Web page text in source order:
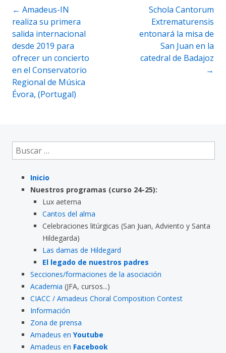
Navegación
de
entradas
← Amadeus-IN
realiza su primera
salida internacional
desde 2019 para
ofrecer un concierto
en el Conservatorio
Regional de Música
Évora, (Portugal)
Schola Cantorum
Extrematurensis
entonará la misa de
San Juan en la
catedral de Badajoz
→
Buscar:
Inicio
Nuestros programas (curso 24-25):
Lux aeterna
Cantos del alma
Celebraciones litúrgicas (San Juan, Adviento y Santa
Hildegarda)
Las damas de Hildegard
El legado de nuestros padres
Secciones/formaciones de la asociación
Academia (JFA, cursos...)
CIACC / Amadeus Choral Composition Contest
Información
Zona de prensa
Amadeus en Youtube
Amadeus en Facebook